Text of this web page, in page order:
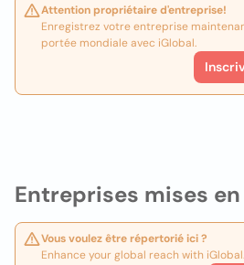
Entreprises mises
Vous voulez être répertorié ici ?
Enhance your global reach with iGlobal.
Attention propriétaire d'entreprise!
Enregistrez votre entreprise
portée mondiale avec iGlobal.